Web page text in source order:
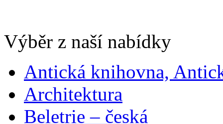
Výběr z naší nabídky
Antická knihovna,
Architektura
Beletrie – česká